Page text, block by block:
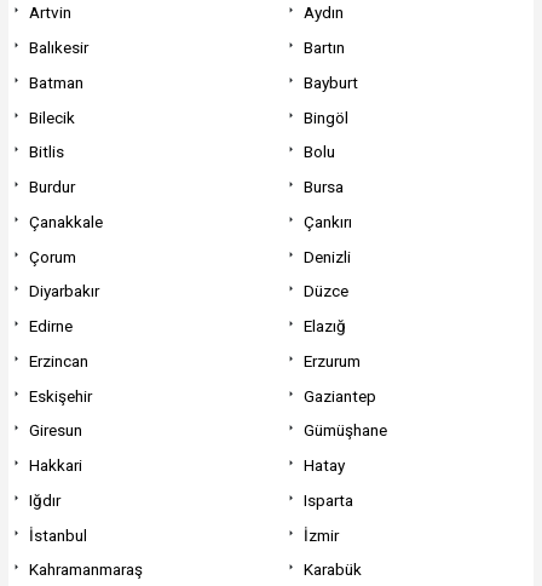
Artvin
Aydın
Balıkesir
Bartın
Batman
Bayburt
Bilecik
Bingöl
Bitlis
Bolu
Burdur
Bursa
Çanakkale
Çankırı
Çorum
Denizli
Diyarbakır
Düzce
Edirne
Elazığ
Erzincan
Erzurum
Eskişehir
Gaziantep
Giresun
Gümüşhane
Hakkari
Hatay
Iğdır
Isparta
İstanbul
İzmir
Kahramanmaraş
Karabük